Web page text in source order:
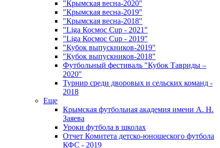
"Крымская весна-2020"
"Крымская весна-2019"
"Крымская весна-2018"
"Liga Космос Cup - 2021"
"Liga Космос Cup - 2019"
"Кубок выпускников-2019"
"Кубок выпускников-2018"
Футбольный фестиваль "Кубок Тавриды –
2020"
Турнир среди дворовых и сельских команд -
2018
Еще
Крымская футбольная академия имени А. Н.
Заяева
Уроки футбола в школах
Отчет Комитета детско-юношеского футбола
КФС - 2019